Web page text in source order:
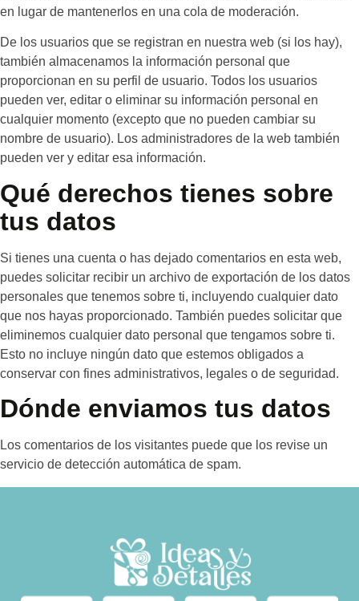
en lugar de mantenerlos en una cola de moderación.
De los usuarios que se registran en nuestra web (si los hay),
también almacenamos la información personal que
proporcionan en su perfil de usuario. Todos los usuarios
pueden ver, editar o eliminar su información personal en
cualquier momento (excepto que no pueden cambiar su
nombre de usuario). Los administradores de la web también
pueden ver y editar esa información.
Qué derechos tienes sobre
tus datos
Si tienes una cuenta o has dejado comentarios en esta web,
puedes solicitar recibir un archivo de exportación de los datos
personales que tenemos sobre ti, incluyendo cualquier dato
que nos hayas proporcionado. También puedes solicitar que
eliminemos cualquier dato personal que tengamos sobre ti.
Esto no incluye ningún dato que estemos obligados a
conservar con fines administrativos, legales o de seguridad.
Dónde enviamos tus datos
Los comentarios de los visitantes puede que los revise un
servicio de detección automática de spam.